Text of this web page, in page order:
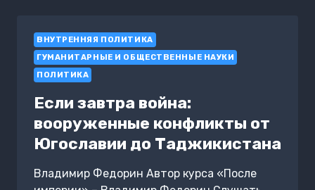
ВЗЯЛАСЬ
ПЕРЕСТРОЙКА,
ДЕМОКРАТИЯ
И
ВНУТРЕННЯЯ ПОЛИТИКА
ГУМАНИТАРНЫЕ И ОБЩЕСТВЕННЫЕ НАУКИ
ПОЛИТИКА
Если завтра война:
вооруженные конфликты от
Югославии до Таджикистана
Владимир Федорин Автор курса «После